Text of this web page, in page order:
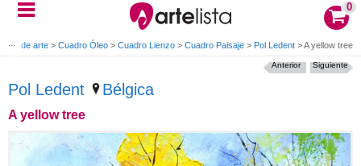
0
de arte > Cuadro Óleo > Cuadro Lienzo > Cuadro Paisaje > Pol Ledent >A yellow tree
Pol Ledent Bélgica
A yellow tree
Siguiente
Anterior